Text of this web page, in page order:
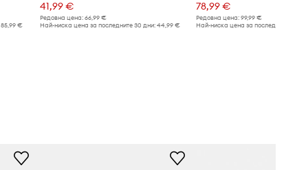
85,99 €
41,99 €
Редовна цена:66,99 €
Най-ниска цена за последните 30 дни:44,99 €
78,99 €
Редовна цена: 99,99 €
Най-ниска цена за последните 30